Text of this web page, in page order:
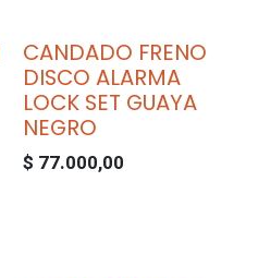
CANDADO FRENO
DISCO ALARMA
LOCK SET GUAYA
NEGRO
$ 77.000,00